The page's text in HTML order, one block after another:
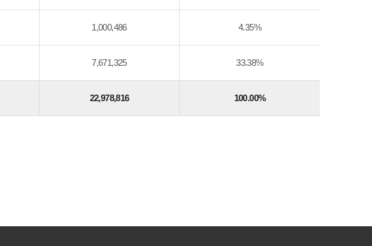
1,000,486 4.35%
7,671,325 33.38%
22,978,816 100.00%